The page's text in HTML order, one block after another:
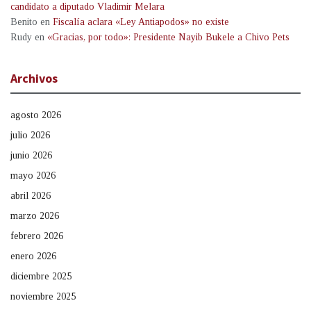
candidato a diputado Vladimir Melara
Benito en Fiscalía aclara «Ley Antiapodos» no existe
Rudy en «Gracias, por todo»: Presidente Nayib Bukele a Chivo Pets
Archivos
agosto 2026
julio 2026
junio 2026
mayo 2026
abril 2026
marzo 2026
febrero 2026
enero 2026
diciembre 2025
noviembre 2025